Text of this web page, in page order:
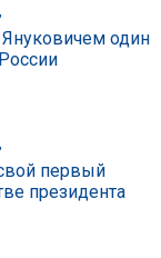
один
первый
президента